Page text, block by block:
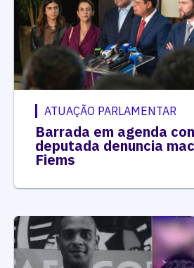
ATUAÇÃO PARLAMENTAR
Barrada em agenda
deputada denuncia
Fiems